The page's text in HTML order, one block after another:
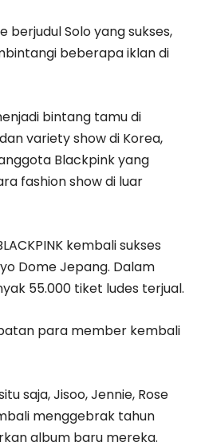
berjudul Solo yang sukses,
beberapa iklan di
bintang tamu di
variety show di Korea,
Blackpink yang
fashion show di luar
kembali sukses
Dome Jepang. Dalam
55.000 tiket ludes terjual.
para member kembali
saja, Jisoo, Jennie, Rose
menggebrak tahun
album baru mereka.